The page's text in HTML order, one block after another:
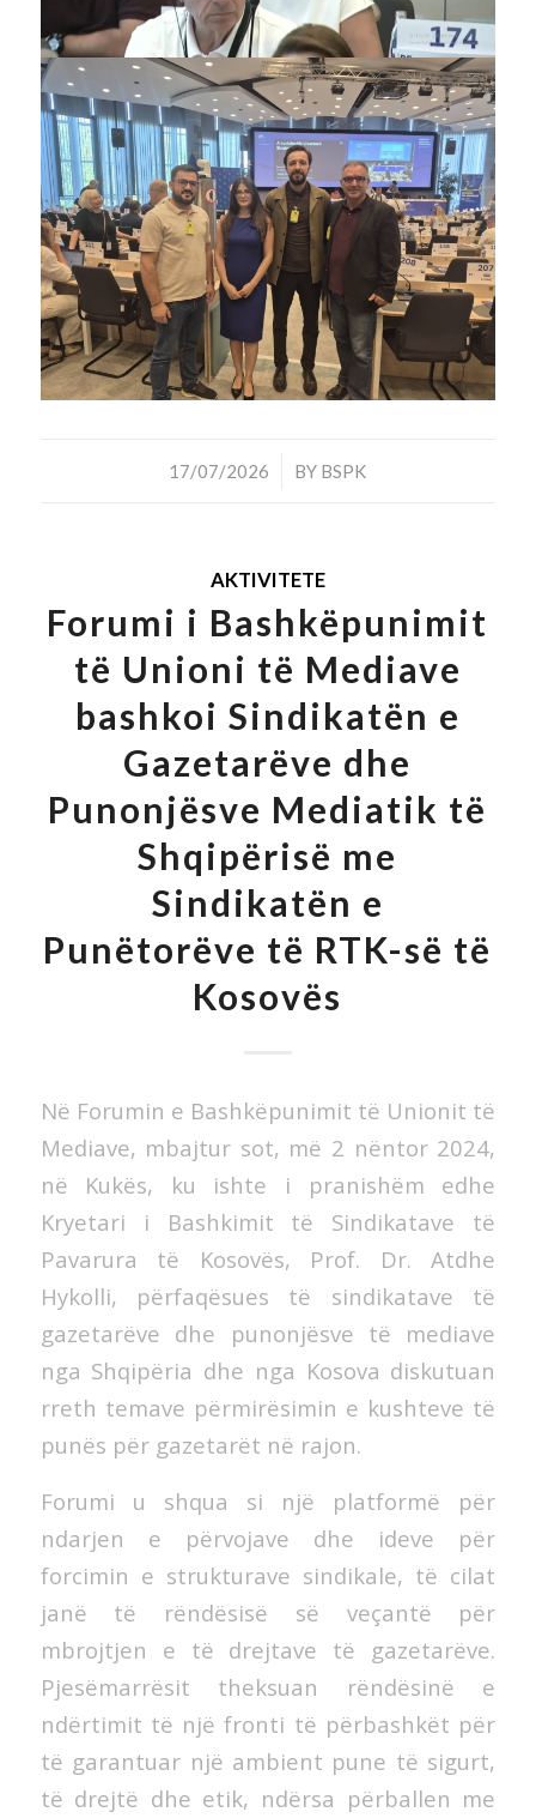
17/07/2026
/ BY BSPK
AKTIVITETE
Forumi i Bashkëpunimit
të Unioni të Mediave
bashkoi Sindikatën e
Gazetarëve dhe
Punonjësve Mediatik të
Shqipërisë me
Sindikatën e
Punëtorëve të RTK-së të
Kosovës
Në Forumin e Bashkëpunimit të Unionit të
Mediave, mbajtur sot, më 2 nëntor 2024,
në Kukës, ku ishte i pranishëm edhe
Kryetari i Bashkimit të Sindikatave të
Pavarura të Kosovës, Prof. Dr. Atdhe
Hykolli, përfaqësues të sindikatave të
gazetarëve dhe punonjësve të mediave
nga Shqipëria dhe nga Kosova diskutuan
rreth temave përmirësimin e kushteve të
punës për gazetarët në rajon.
Forumi u shqua si një platformë për
ndarjen e përvojave dhe ideve për
forcimin e strukturave sindikale, të cilat
janë të rëndësisë së veçantë për
mbrojtjen e të drejtave të gazetarëve.
Pjesëmarrësit theksuan rëndësinë e
ndërtimit të një fronti të përbashkët për
të garantuar një ambient pune të sigurt,
të drejtë dhe etik, ndërsa përballen me